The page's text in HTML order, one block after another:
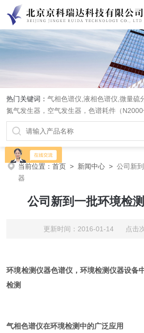
热门关键词：气相色谱仪,液相色谱仪,微量硫
氮气发生器，空气发生器，色谱耗件（N2000
阀件、进样器、色谱担体），顶空进样器，
计，原子吸收分光光度计，傅立叶红外光谱
室产品。
当前位置：首页 > 新闻中心 >公司新
器
公司新到一批环境检
更新时间：2016-01-14 点击
环境检测仪器色谱仪，环境检测仪器设备
检测
气相色谱仪在环境检测中的广泛应用